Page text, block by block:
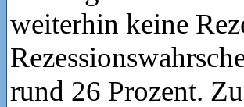
weiterhin keine
rund 26 Prozent.